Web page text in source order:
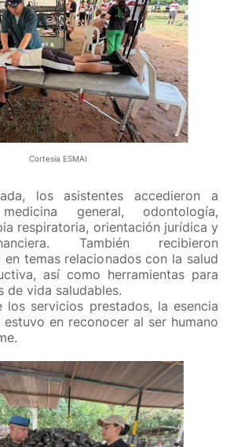
Cortesía ESMAI
los asistentes accedieron a
general, odontología,
respiratoria, orientación jurídica y
También recibieron
en temas relacionados con la salud
así como herramientas para
de vida saludables.
los servicios prestados, la esencia
en reconocer al ser humano